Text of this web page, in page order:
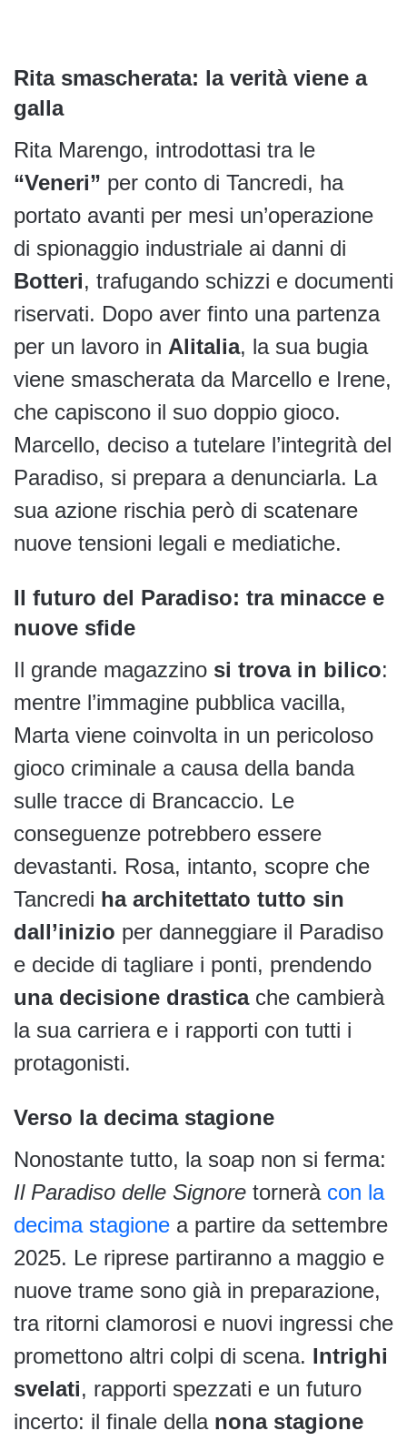
Rita smascherata: la verità viene a
galla
Rita Marengo, introdottasi tra le
“Veneri” per conto di Tancredi, ha
portato avanti per mesi un’operazione
di spionaggio industriale ai danni di
Botteri, trafugando schizzi e documenti
riservati. Dopo aver finto una partenza
per un lavoro in Alitalia, la sua bugia
viene smascherata da Marcello e Irene,
che capiscono il suo doppio gioco.
Marcello, deciso a tutelare l’integrità del
Paradiso, si prepara a denunciarla. La
sua azione rischia però di scatenare
nuove tensioni legali e mediatiche.
Il futuro del Paradiso: tra minacce e
nuove sfide
Il grande magazzino si trova in bilico:
mentre l’immagine pubblica vacilla,
Marta viene coinvolta in un pericoloso
gioco criminale a causa della banda
sulle tracce di Brancaccio. Le
conseguenze potrebbero essere
devastanti. Rosa, intanto, scopre che
Tancredi ha architettato tutto sin
dall’inizio per danneggiare il Paradiso
e decide di tagliare i ponti, prendendo
una decisione drasticache cambierà
la sua carriera e i rapporti con tutti i
protagonisti.
Verso la decima stagione
Nonostante tutto, la soap non si ferma:
Il Paradiso delle Signore tornerà con la
decima stagione a partire da settembre
2025. Le riprese partiranno a maggio e
nuove trame sono già in preparazione,
tra ritorni clamorosi e nuovi ingressi che
promettono altri colpi di scena. Intrighi
svelati, rapporti spezzati e un futuro
incerto: il finale della nona stagione